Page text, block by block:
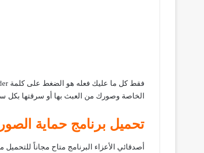
الخاصة وصورك من العبث بها أو سرقتها بكل
تحميل برنامج حماية